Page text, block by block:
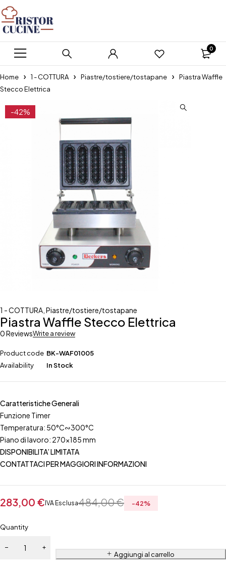
0
Home 1 - COTTURA Piastre/tostiere/tostapane
Piastra Waffle
Stecco Elettrica
-42%
1 - COTTURA Piastre/tostiere/tostapane
Piastra Waffle Stecco Elettrica
0 ReviewsWrite a review
Product code BK-WAF01005
Availability
In Stock
Caratteristiche Generali
Funzione Timer
Temperatura: 50°C∾300°C
Piano di lavoro: 270×185 mm
DISPONIBILITA’ LIMITATA
CONTATTACI PER MAGGIORI INFORMAZIONI
484,00€
283,00 € IVA Esclusa -42%
Quantity
Aggiungi al carrello